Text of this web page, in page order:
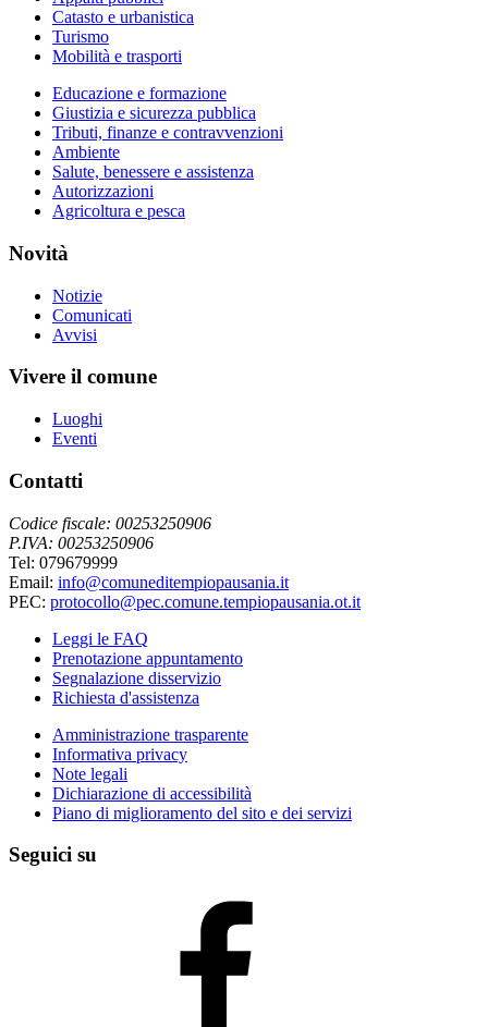
Catasto e urbanistica
Turismo
Mobilità e trasporti
Educazione e formazione
Giustizia e sicurezza pubblica
Tributi, finanze e contravvenzioni
Ambiente
Salute, benessere e assistenza
Autorizzazioni
Agricoltura e pesca
Novità
Notizie
Comunicati
Avvisi
Vivere il comune
Luoghi
Eventi
Contatti
Codice fiscale: 00253250906
P.IVA: 00253250906
Tel: 079679999
Email: info@comuneditempiopausania.it
PEC: protocollo@pec.comune.tempiopausania.ot.it
Leggi le FAQ
Prenotazione appuntamento
Segnalazione disservizio
Richiesta d'assistenza
Amministrazione trasparente
Informativa privacy
Note legali
Dichiarazione di accessibilità
Piano di miglioramento del sito e dei servizi
Seguici su